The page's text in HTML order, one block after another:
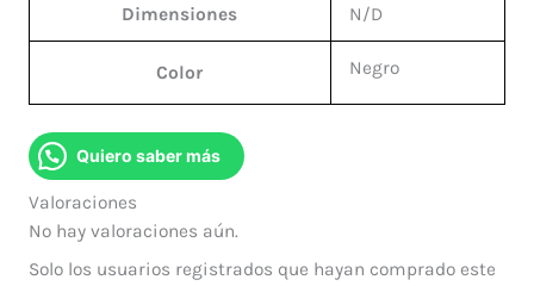
Dimensiones N/D
Color Negro
Quiero saber más
Valoraciones
No hay valoraciones aún.
Solo los usuarios registrados que hayan comprado este